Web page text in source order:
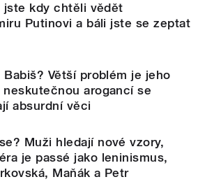
jste kdy chtěli vědět
Putinovi a báli jste se zeptat
Babiš? Větší problém je jeho
neskutečnou arogancí se
absurdní věci
Muži hledají nové vzory,
je passé jako leninismus,
Maňák a Petr